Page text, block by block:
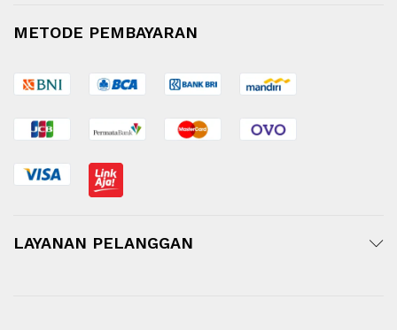
METODE PEMBAYARAN
LAYANAN PELANGGAN